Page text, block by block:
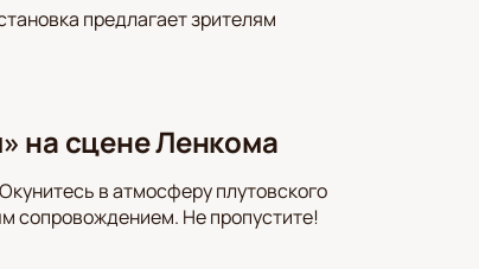
предлагает зрителям
на сцене Ленкома
в атмосферу плутовского
сопровождением. Не пропустите!